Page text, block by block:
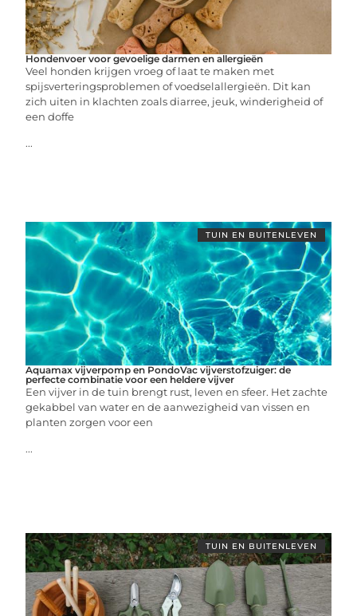
Hondenvoer voor gevoelige darmen en allergieën
Veel honden krijgen vroeg of laat te maken met
spijsverteringsproblemen of voedselallergieën. Dit kan
zich uiten in klachten zoals diarree, jeuk, winderigheid of
een doffe
...
TUIN EN BUITENLEVEN
Aquamax vijverpomp en PondoVac vijverstofzuiger: de
perfecte combinatie voor een heldere vijver
Een vijver in de tuin brengt rust, leven en sfeer. Het zachte
gekabbel van water en de aanwezigheid van vissen en
planten zorgen voor een
...
TUIN EN BUITENLEVEN